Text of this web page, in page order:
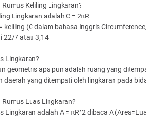
Rumus Keliling Lingkaran?
Lingkaran adalah C = 2πR
keliling (C dalam bahasa Inggris
22/7 atau 3,14
Lingkaran?
geometris apa pun adalah ruang yang
daerah yang ditempati oleh lingkaran pada
Rumus Luas Lingkaran?
Lingkaran adalah A = πR^2 dibaca A